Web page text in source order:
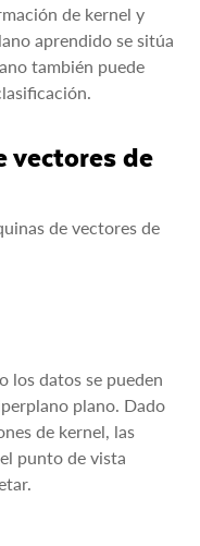
de kernel y
aprendido se sitúa
también puede
vectores de
de vectores de
los datos se pueden
plano. Dado
de kernel, las
punto de vista